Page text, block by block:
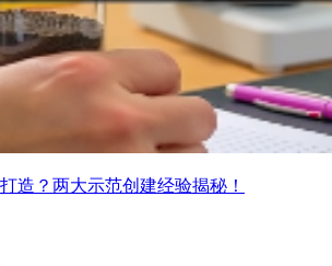
造？两大示范创建经验揭秘！